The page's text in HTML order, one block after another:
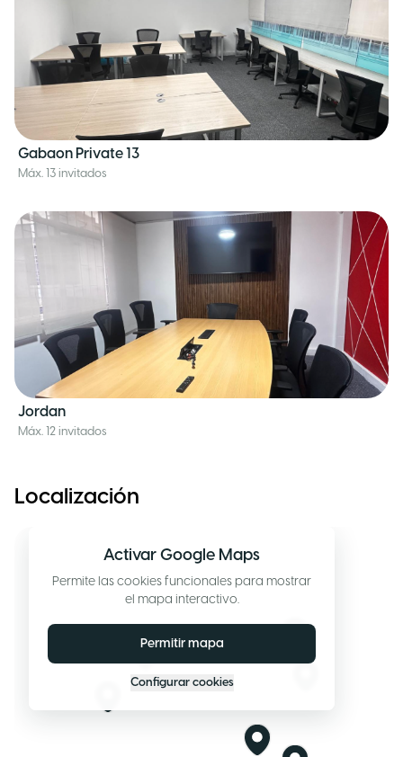
Gabaon Private 13
Máx. 13 invitados
Jordan
Máx. 12 invitados
Localización
Activar Google Maps
Permite las cookies funcionales para mostrar
el mapa interactivo.
Permitir mapa
Configurar cookies